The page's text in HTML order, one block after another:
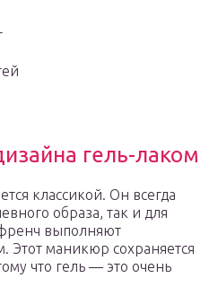
гель-лаком
классикой. Он всегда
образа, так и для
выполняют
Этот маникюр сохраняется
что гель — это очень